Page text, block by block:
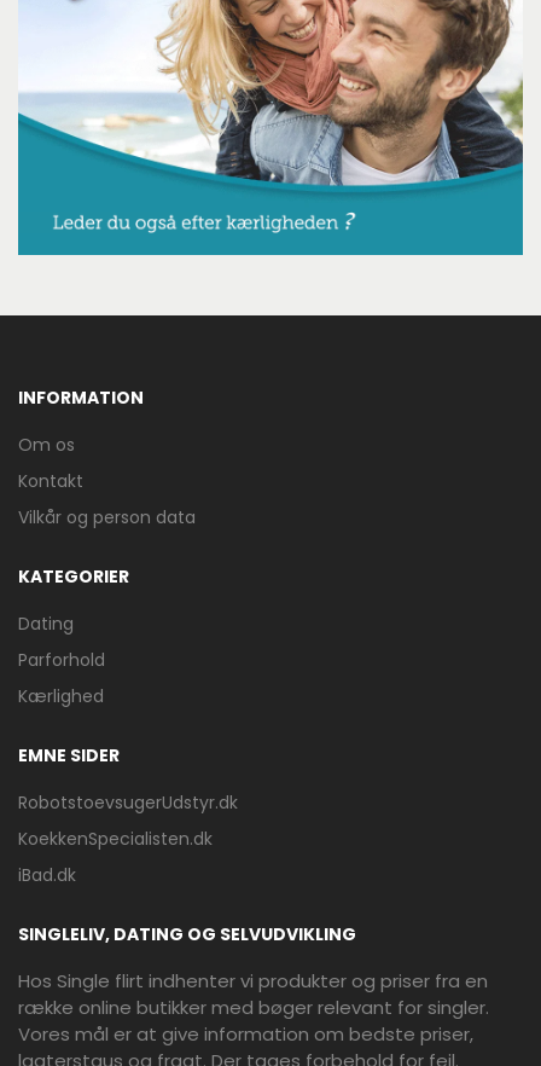
INFORMATION
Om os
Kontakt
Vilkår og person data
KATEGORIER
Dating
Parforhold
Kærlighed
EMNE SIDER
RobotstoevsugerUdstyr.dk
KoekkenSpecialisten.dk
iBad.dk
SINGLELIV, DATING OG SELVUDVIKLING
Hos Single flirt indhenter vi produkter og priser fra en
række online butikker med bøger relevant for singler.
Vores mål er at give information om bedste priser,
lagterstaus og fragt. Der tages forbehold for fejl.